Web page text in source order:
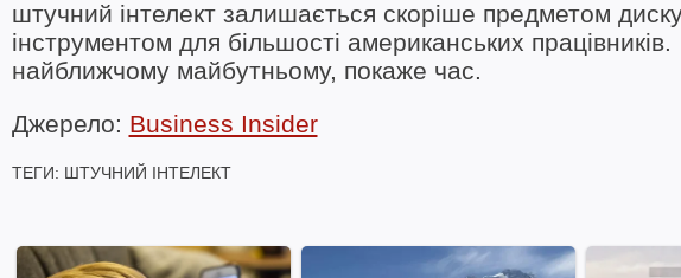
штучний інтелект залишається скоріше предметом
інструментом для більшості американських
найближчому майбутньому, покаже час.
Джерело: Business Insider
ТЕГИ: ШТУЧНИЙ ІНТЕЛЕКТ